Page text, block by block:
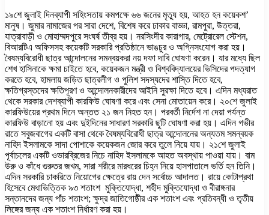
১৯শে জুলাই দিনব্যাপী সহিংসতায় কমপক্ষে ৬৬ জনের মৃত্যু হয়, আহত হন কয়েকশ’
মানুষ। জুমার নামাজের পর সারা দেশে, বিশেষ করে ঢাকার বাড্ডা, রামপুরা, উত্তরা,
যাত্রাবাড়ী ও মোহাম্মদপুরে সংঘর্ষ তীব্র হয়। নরসিংদীর কারাগার, মেট্রোরেল স্টেশন,
বিআরটিএ অফিসসহ কয়েকটি সরকারি প্রতিষ্ঠানে ভাঙচুর ও অগ্নিসংযোগ করা হয়।
বৈষম্যবিরোধী ছাত্র আন্দোলনের সমন্বয়করা নয় দফা দাবি ঘোষণা করেন। যার মধ্যে ছিল
শেখ হাসিনাকে ক্ষমা চাইতে হবে, কয়েকজন মন্ত্রী ও বিশ্ববিদ্যালয়ের ভিসিদের পদত্যাগ
করতে হবে, হামলায় জড়িত ছাত্রলীগ ও পুলিশ সদস্যদের শাস্তি দিতে হবে,
ক্ষতিগ্রস্তদের ক্ষতিপূরণ ও আন্দোলনকারীদের আইনি সুরক্ষা দিতে হবে। এদিন মধ্যরাত
থেকে সরকার দেশব্যাপী কারফিউ ঘোষণা করে এবং সেনা মোতায়েন করে। ২০শে জুলাই
কারফিউয়ের প্রথম দিনে অন্তত ২১ জন নিহত হন। পরবর্তী নির্দেশ না দেয়া পর্যন্ত
কারফিউ বাড়ানো হয় এবং দুইদিনের সাধারণ সরকারি ছুটি ঘোষণা করা হয়। এদিন গভীর
রাতে সবুজবাগের একটি বাসা থেকে বৈষম্যবিরোধী ছাত্র আন্দোলনের অন্যতম সমন্বয়ক
নাহিদ ইসলামকে সাদা পোশাকে কয়েকজন জোর করে তুলে নিয়ে যায়। ২১শে জুলাই
পূর্বাচলের একটি ওভারব্রিজের নিচে নাহিদ ইসলামকে আহত অবস্থায় পাওয়া যায়। বাম
উরু ও কাঁধে গুরুতর জখম, সারা শরীরে মারধরের চিহ্ন নিয়ে হাসপাতালে ভর্তি হন তিনি।
এদিন সরকারি চাকরিতে নিয়োগের ক্ষেত্রে রায় দেন সর্বোচ্চ আদালত। রায়ে কোটাপ্রথা
হিসেবে মেধাভিত্তিক ৯৩ শতাংশ মুক্তিযোদ্ধা, শহীদ মুক্তিযোদ্ধা ও বীরাঙ্গনার
সন্তানদের জন্য পাঁচ শতাংশ; ক্ষুদ্র জাতিগোষ্ঠীর এক শতাংশ এবং প্রতিবন্ধী ও তৃতীয়
লিঙ্গের জন্য এক শতাংশ নির্ধারণ করা হয়।